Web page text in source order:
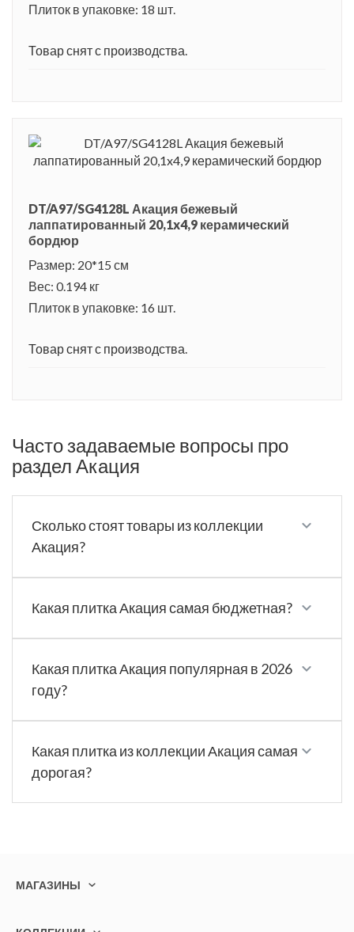
Плиток в упаковке: 18 шт.
Товар снят с производства.
DT/A97/SG4128L Акация бежевый
лаппатированный 20,1x4,9 керамический
бордюр
Размер: 20*15 см
Вес: 0.194 кг
Плиток в упаковке: 16 шт.
Товар снят с производства.
Часто задаваемые вопросы про
раздел Акация
Сколько стоят товары из коллекции
Акация?
Какая плитка Акация самая бюджетная?
Какая плитка Акация популярная в 2026
году?
Какая плитка из коллекции Акация самая
дорогая?
МАГАЗИНЫ